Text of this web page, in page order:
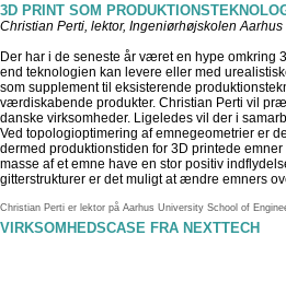
3D PRINT SOM
Christian Perti, lektor, Ingeniørhøjskolen
Der har i de seneste år været en hype omkring
end teknologien kan levere eller med
som supplement til eksisterende
værdiskabende produkter. Christian Perti vil
danske virksomheder. Ligeledes vil der i
Ved topologioptimering af emnegeometrier er
dermed produktionstiden for 3D printede
masse af et emne have en stor positiv
gitterstrukturer er det muligt at ændre emners
Christian Perti er lektor på Aarhus University School of
VIRKSOMHEDSCASE FRA NEXTTECH